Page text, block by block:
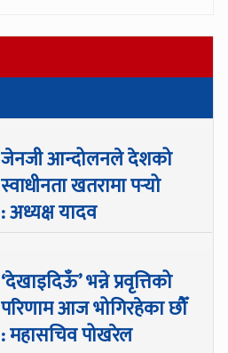
जेनजी आन्दोलनले देशको
स्वाधीनता खतरामा पर्‍यो
: अध्यक्ष यादव
‘देखाइदिऊँ’ भन्ने प्रवृत्तिको
परिणाम आज भोगिरहेका छौँ
: महासचिव पोखरेल